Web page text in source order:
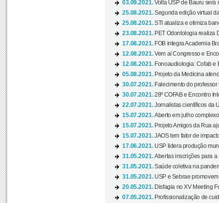
03.09.2021.Volta USP de Bauru será
25.08.2021.Segunda edição virtual
25.08.2021.STI atualiza e otimiza
23.08.2021. PET Odontologia realiza
17.08.2021. FOB integra Academia
12.08.2021.Vem aí Congresso e
12.08.2021. Fonoaudiologia: Cofab e
05.08.2021. Projeto da Medicina
30.07.2021. Falecimento do
30.07.2021.28º COFAB e Encontro
22.07.2021.Jornalistas científicos da
15.07.2021.Aberto em julho
15.07.2021. Projeto Amigos da Rua
15.07.2021.JAOS tem fator de
17.06.2021. USP lidera produção
31.05.2021.Abertas inscrições para
31.05.2021.Saúde coletiva na
31.05.2021. USP e Sebrae
20.05.2021. Disfagia no XV Meeting
07.05.2021. Profissionalização de